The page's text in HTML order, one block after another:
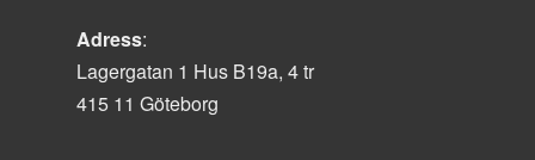
Adress:
Lagergatan 1 Hus B19a, 4 tr
415 11 Göteborg